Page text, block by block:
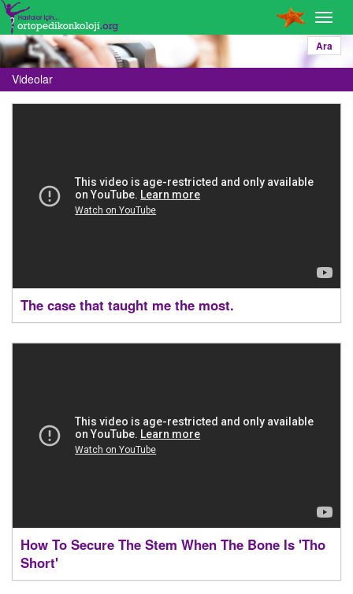
Ara
Videolar
The case that taught me the most.
How To Secure The Stem When The Bone Is 'Tho
Short'